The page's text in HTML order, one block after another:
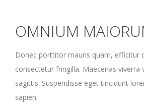
OMNIUM
Donec porttitor mauris quam, efficitur
consectetur fringilla. Maecenas viverra
sagittis. Suspendisse eget tincidunt
sapien.